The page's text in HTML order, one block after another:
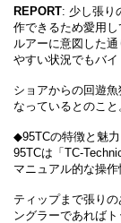
REPORT: 少し張り
作できるため愛用し
ルアーに意図した
やすい状況でもバイ
ショアからの回遊
なっているとのこと
◆95TCの特徴と魅力
95TCは「TC-
マニュアル的な操作
ティップまで張り
ングラーであれば